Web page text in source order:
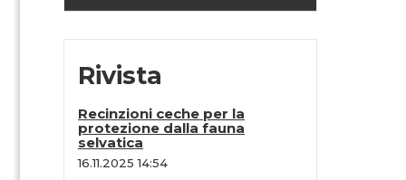
Rivista
Recinzioni ceche per la
protezione dalla fauna
selvatica
16.11.2025 14:54